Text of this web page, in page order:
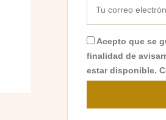
Acepto que se
finalidad de
estar disponible.